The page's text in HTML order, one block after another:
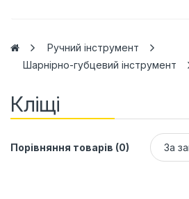
Ручний інструмент
Шарнірно-губцевий інструмент
Кліщі
Порівняння товарів (0)